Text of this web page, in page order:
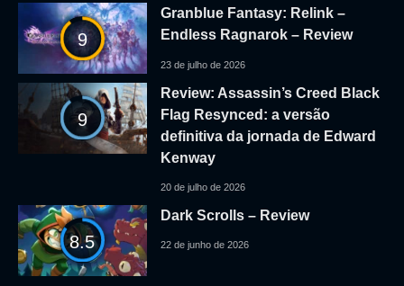
9
Granblue Fantasy: Relink –
Endless Ragnarok – Review
23 de julho de 2026
9
Review: Assassin’s Creed Black
Flag Resynced: a versão
definitiva da jornada de Edward
Kenway
20 de julho de 2026
8.5
Dark Scrolls – Review
22 de junho de 2026